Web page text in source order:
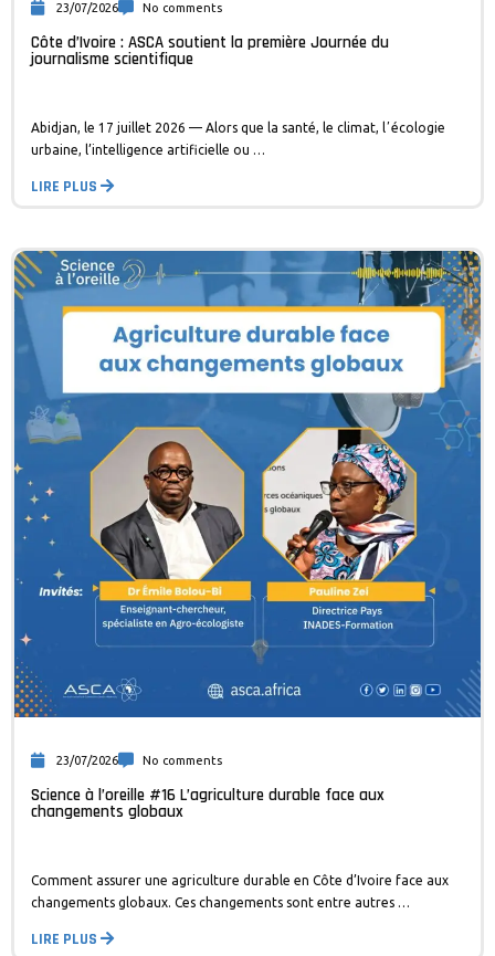
23/07/2026 No comments
Côte d’Ivoire : ASCA soutient la première Journée du
journalisme scientifique
Abidjan, le 17 juillet 2026 — Alors que la santé, le climat, lʼécologie
urbaine, l’intelligence artificielle ou …
LIRE PLUS
23/07/2026 No comments
Science à l’oreille #16 L’agriculture durable face aux
changements globaux
Comment assurer une agriculture durable en Côte d’Ivoire face aux
changements globaux. Ces changements sont entre autres …
LIRE PLUS